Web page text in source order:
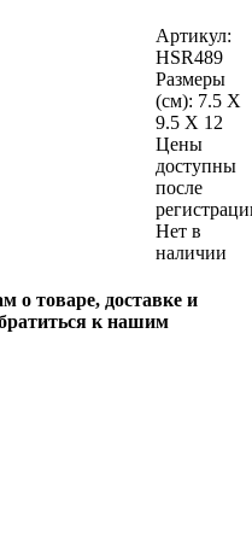
Артикул:
HSR489
Размеры
(см): 7.5 X
9.5 X 12
Цены
доступны
после
Нет в
наличии
о товаре, доставке и
к нашим